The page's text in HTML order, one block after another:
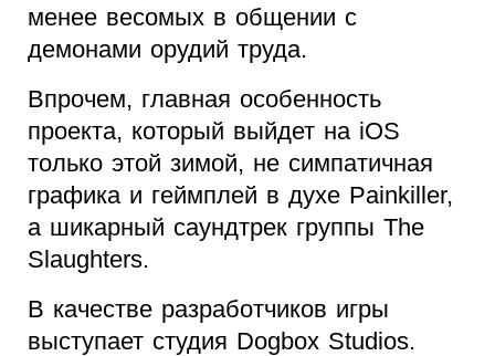
менее весомых в общении с
демонами орудий труда.
Впрочем, главная особенность
проекта, который выйдет на iOS
только этой зимой, не симпатичная
графика и геймплей в духе Painkiller,
а шикарный саундтрек группы The
Slaughters.
В качестве разработчиков игры
выступает студия Dogbox Studios.